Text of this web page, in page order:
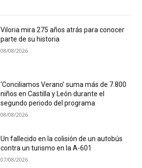
Viloria mira 275 años atrás para conocer
parte de su historia
08/08/2026
‘Conciliamos Verano’ suma más de 7.800
niños en Castilla y León durante el
segundo periodo del programa
08/08/2026
Un fallecido en la colisión de un autobús
contra un turismo en la A-601
07/08/2026